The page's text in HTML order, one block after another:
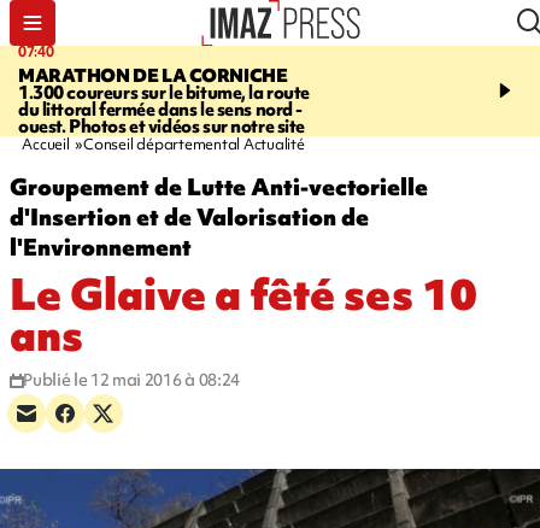
07:40
MARATHON DE LA CORNICHE
1.300 coureurs sur le bitume, la route
du littoral fermée dans le sens nord -
ouest. Photos et vidéos sur notre site
10:33
l’enfance - une
Accueil Conseil départemental Actualité
Groupement de Lutte Anti-vectorielle
d'Insertion et de Valorisation de
l'Environnement
Le Glaive a fêté ses 10
ans
Publié le 12 mai 2016 à 08:24